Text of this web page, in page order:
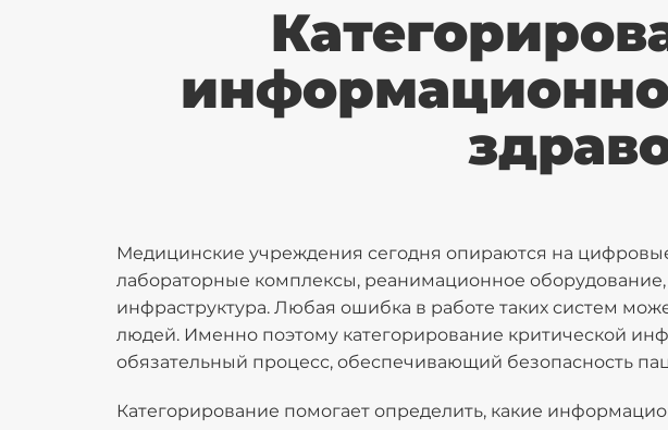
Медицинские учреждения сегодня опираются на
лабораторные комплексы, реанимационное
инфраструктура. Любая ошибка в работе таких систем
людей. Именно поэтому категорирование критической
обязательный процесс, обеспечивающий безопасность
Категорирование помогает определить, какие